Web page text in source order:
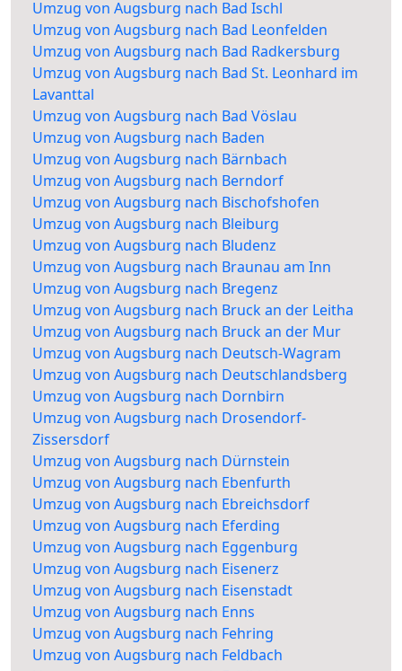
Umzug von Augsburg nach Bad Ischl
Umzug von Augsburg nach Bad Leonfelden
Umzug von Augsburg nach Bad Radkersburg
Umzug von Augsburg nach Bad St. Leonhard im
Lavanttal
Umzug von Augsburg nach Bad Vöslau
Umzug von Augsburg nach Baden
Umzug von Augsburg nach Bärnbach
Umzug von Augsburg nach Berndorf
Umzug von Augsburg nach Bischofshofen
Umzug von Augsburg nach Bleiburg
Umzug von Augsburg nach Bludenz
Umzug von Augsburg nach Braunau am Inn
Umzug von Augsburg nach Bregenz
Umzug von Augsburg nach Bruck an der Leitha
Umzug von Augsburg nach Bruck an der Mur
Umzug von Augsburg nach Deutsch-Wagram
Umzug von Augsburg nach Deutschlandsberg
Umzug von Augsburg nach Dornbirn
Umzug von Augsburg nach Drosendorf-
Zissersdorf
Umzug von Augsburg nach Dürnstein
Umzug von Augsburg nach Ebenfurth
Umzug von Augsburg nach Ebreichsdorf
Umzug von Augsburg nach Eferding
Umzug von Augsburg nach Eggenburg
Umzug von Augsburg nach Eisenerz
Umzug von Augsburg nach Eisenstadt
Umzug von Augsburg nach Enns
Umzug von Augsburg nach Fehring
Umzug von Augsburg nach Feldbach